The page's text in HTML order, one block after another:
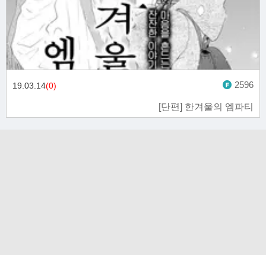
[단편] 한겨울의 엠파티
19.03.14(0) 2596